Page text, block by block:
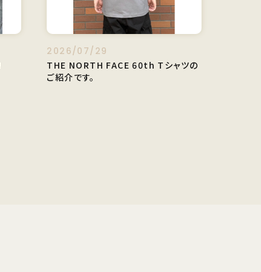
2026/07/29
THE NORTH FACE 60th Tシャツの
ご紹介です。